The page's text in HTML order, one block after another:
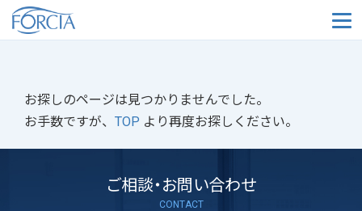
メ
お探しのページは見つかりませんでした。
お手数ですが、 TOP より再度お探しください。
ご相談・お問い合わせ
CONTACT